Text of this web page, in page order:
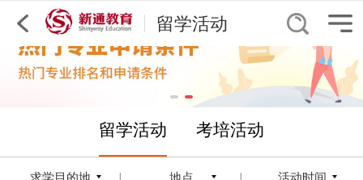
留学活动
留学活动 考培活动
求学目的地 地点 活动时间